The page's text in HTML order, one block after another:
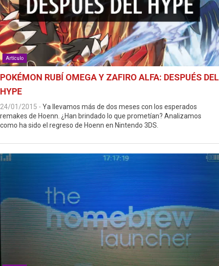
Artículo
POKÉMON RUBÍ OMEGA Y ZAFIRO ALFA: DESPUÉS DEL
HYPE
24/01/2015 - Ya llevamos más de dos meses con los esperados
remakes de Hoenn. ¿Han brindado lo que prometían? Analizamos
como ha sido el regreso de Hoenn en Nintendo 3DS.